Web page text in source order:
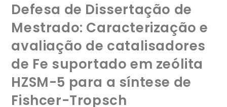
Defesa de Dissertação de
Mestrado: Caracterização e
avaliação de catalisadores
de Fe suportado em zeólita
HZSM-5 para a síntese de
Fishcer-Tropsch